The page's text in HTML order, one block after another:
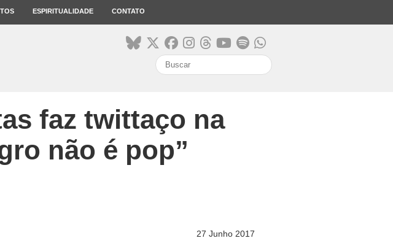
ESPIRITUALIDADE CONTATO
faz twittaço na
não é pop”
27 Junho 2017